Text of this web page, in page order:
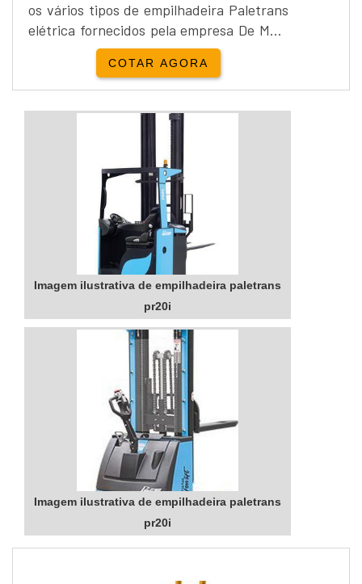
os vários tipos de empilhadeira Paletrans
elétrica fornecidos pela empresa De Meo,
estão: - PX1229, - PT1635, - LE 1026A, -
LE1034-C. As capacidades variam entre:
- 500 kg - 1000 kg, - 1500 kg, - 2000 kg, -
3000 kg.A capacidade de elevação, bem
como as capacidades de carga, variam de
acordo com as características técnicas de
COTAR AGORA
Imagem ilustrativa de empilhadeira paletrans
pr20i
Imagem ilustrativa de empilhadeira paletrans
pr20i